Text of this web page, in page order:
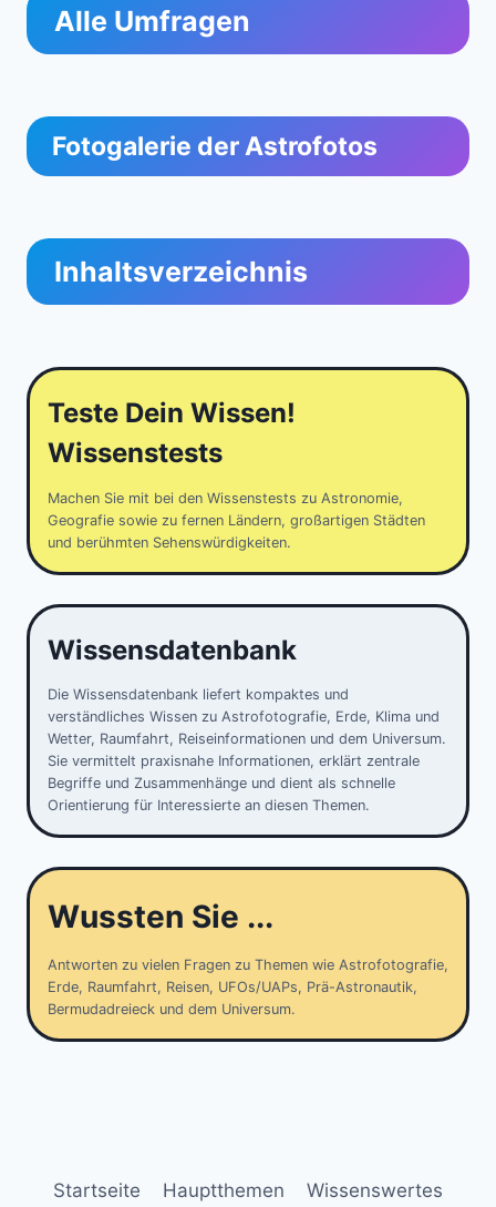
Alle Umfragen
Fotogalerie der Astrofotos
Inhaltsverzeichnis
Teste Dein Wissen!
Wissenstests
Machen Sie mit bei den Wissenstests zu Astronomie,
Geografie sowie zu fernen Ländern, großartigen Städten
und berühmten Sehenswürdigkeiten.
Wissensdatenbank
Die Wissensdatenbank liefert kompaktes und
verständliches Wissen zu Astrofotografie, Erde, Klima und
Wetter, Raumfahrt, Reiseinformationen und dem Universum.
Sie vermittelt praxisnahe Informationen, erklärt zentrale
Begriffe und Zusammenhänge und dient als schnelle
Orientierung für Interessierte an diesen Themen.
Wussten Sie ...
Antworten zu vielen Fragen zu Themen wie Astrofotografie,
Erde, Raumfahrt, Reisen, UFOs/UAPs, Prä-Astronautik,
Bermudadreieck und dem Universum.
Startseite Hauptthemen Wissenswertes